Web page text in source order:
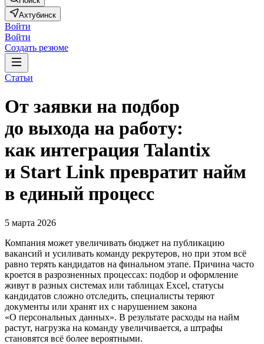
Ахтубинск
Войти
Войти
Создать резюме
Статьи
От заявки на подбор
до выхода на работу:
как интеграция Talantix
и Start Link превратит найм
в единый процесс
5 марта 2026
Компания может увеличивать бюджет на публикацию
вакансий и усиливать команду рекрутеров, но при этом всё
равно терять кандидатов на финальном этапе. Причина часто
кроется в разрозненных процессах: подбор и оформление
живут в разных системах или таблицах Excel, статусы
кандидатов сложно отследить, специалисты теряют
документы или хранят их с нарушением закона
«О персональных данных». В результате расходы на найм
растут, нагрузка на команду увеличивается, а штрафы
становятся всё более вероятными.